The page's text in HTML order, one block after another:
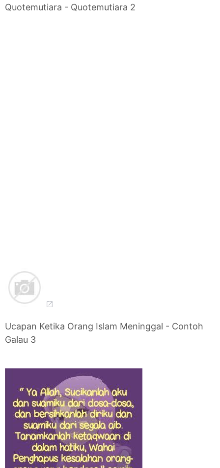
Quotemutiara - Quotemutiara 2
Ucapan Ketika Orang Islam Meninggal - Contoh
Galau 3